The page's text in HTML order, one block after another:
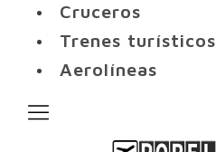
Cruceros
Trenes turísticos
Aerolíneas